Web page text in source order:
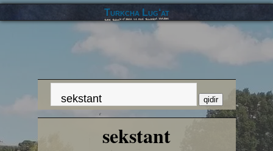
Turkcha Lug‘at
turk tilidan o‘zbek va rus tillariga tarjima
sekstant